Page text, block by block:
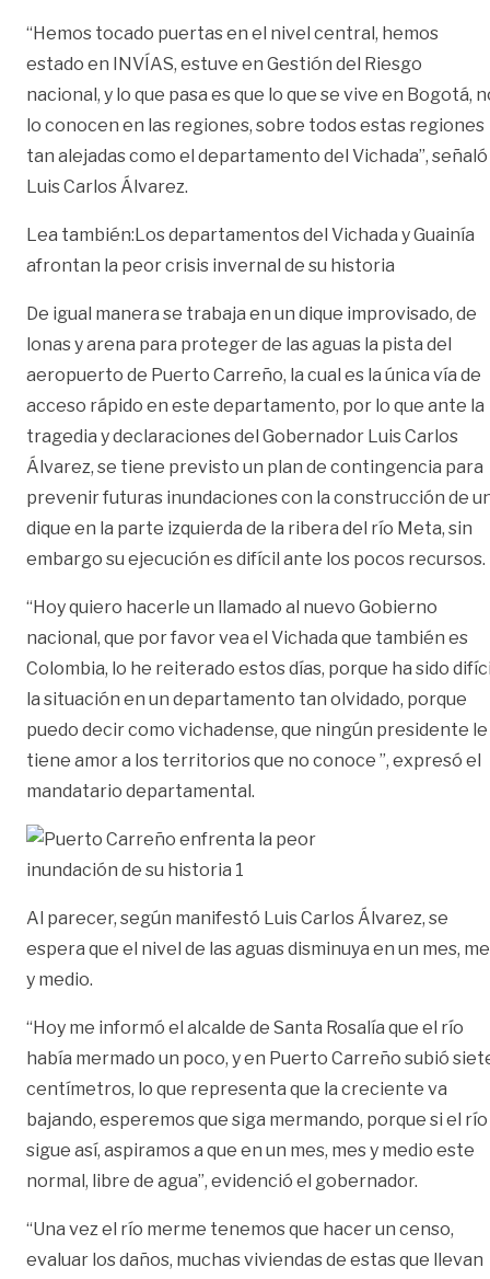
“Hemos tocado puertas en el nivel central, hemos
estado en INVÍAS, estuve en Gestión del Riesgo
nacional, y lo que pasa es que lo que se vive en Bogotá,
lo conocen en las regiones, sobre todos estas regiones
tan alejadas como el departamento del Vichada”, señaló
Luis Carlos Álvarez.
Lea también:Los departamentos del Vichada y Guainía
afrontan la peor crisis invernal de su historia
De igual manera se trabaja en un dique improvisado, de
lonas y arena para proteger de las aguas la pista del
aeropuerto de Puerto Carreño, la cual es la única vía de
acceso rápido en este departamento, por lo que ante la
tragedia y declaraciones del Gobernador Luis Carlos
Álvarez, se tiene previsto un plan de contingencia para
prevenir futuras inundaciones con la construcción de
dique en la parte izquierda de la ribera del río Meta, sin
embargo su ejecución es difícil ante los pocos recursos.
“Hoy quiero hacerle un llamado al nuevo Gobierno
nacional, que por favor vea el Vichada que también es
Colombia, lo he reiterado estos días, porque ha sido
la situación en un departamento tan olvidado, porque
puedo decir como vichadense, que ningún presidente le
tiene amor a los territorios que no conoce ”, expresó el
mandatario departamental.
Al parecer, según manifestó Luis Carlos Álvarez, se
espera que el nivel de las aguas disminuya en un mes,
y medio.
“Hoy me informó el alcalde de Santa Rosalía que el río
había mermado un poco, y en Puerto Carreño subió
centímetros, lo que representa que la creciente va
bajando, esperemos que siga mermando, porque si el río
sigue así, aspiramos a que en un mes, mes y medio este
normal, libre de agua”, evidenció el gobernador.
“Una vez el río merme tenemos que hacer un censo,
evaluar los daños, muchas viviendas de estas que llevan